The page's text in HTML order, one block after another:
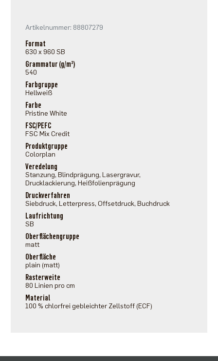
Artikelnummer: 88807279
Format
630 x 960 SB
Grammatur (g/m²)
540
Farbgruppe
Hellweiß
Farbe
Pristine White
FSC/PEFC
FSC Mix Credit
Produktgruppe
Colorplan
Veredelung
Stanzung, Blindprägung, Lasergravur,
Drucklackierung, Heißfolienprägung
Druckverfahren
Siebdruck, Letterpress, Offsetdruck, Buchdruck
Laufrichtung
SB
Oberflächengruppe
matt
Oberfläche
plain (matt)
Rasterweite
80 Linien pro cm
Material
100 % chlorfrei gebleichter Zellstoff (ECF)